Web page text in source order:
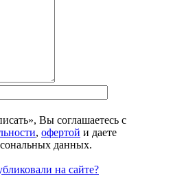
Вы соглашаетесь с
, офертой и даете
данных.
на сайте?